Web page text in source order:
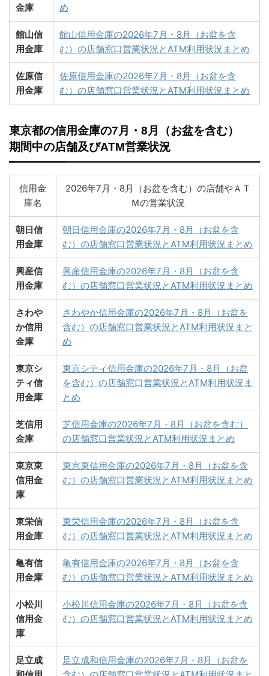
金庫
め
館山信
用金庫
館山信用金庫の2026年7月・8月（お盆を含
む）の店舗窓口営業状況とATM利用状況まとめ
佐原信
用金庫
佐原信用金庫の2026年7月・8月（お盆を含
む）の店舗窓口営業状況とATM利用状況まとめ
東京都の信用金庫の7月・8月（お盆を含む）
期間中の店舗及びATM営業状況
信用金
庫名
2026年7月・8月（お盆を含む）の店舗やＡＴ
Ｍの営業状況
朝日信
用金庫
朝日信用金庫の2026年7月・8月（お盆を含
む）の店舗窓口営業状況とATM利用状況まとめ
興産信
用金庫
興産信用金庫の2026年7月・8月（お盆を含
む）の店舗窓口営業状況とATM利用状況まとめ
さわや
か信用
金庫
さわやか信用金庫の2026年7月・8月（お盆を
含む）の店舗窓口営業状況とATM利用状況まと
め
東京シ
ティ信
用金庫
東京シティ信用金庫の2026年7月・8月（お盆
を含む）の店舗窓口営業状況とATM利用状況ま
とめ
芝信用
金庫
芝信用金庫の2026年7月・8月（お盆を含む）
の店舗窓口営業状況とATM利用状況まとめ
東京東
信用金
庫
東京東信用金庫の2026年7月・8月（お盆を含
む）の店舗窓口営業状況とATM利用状況まとめ
東栄信
用金庫
東栄信用金庫の2026年7月・8月（お盆を含
む）の店舗窓口営業状況とATM利用状況まとめ
亀有信
用金庫
亀有信用金庫の2026年7月・8月（お盆を含
む）の店舗窓口営業状況とATM利用状況まとめ
小松川
信用金
庫
小松川信用金庫の2026年7月・8月（お盆を含
む）の店舗窓口営業状況とATM利用状況まとめ
足立成
足立成和信用金庫の2026年7月・8月（お盆を